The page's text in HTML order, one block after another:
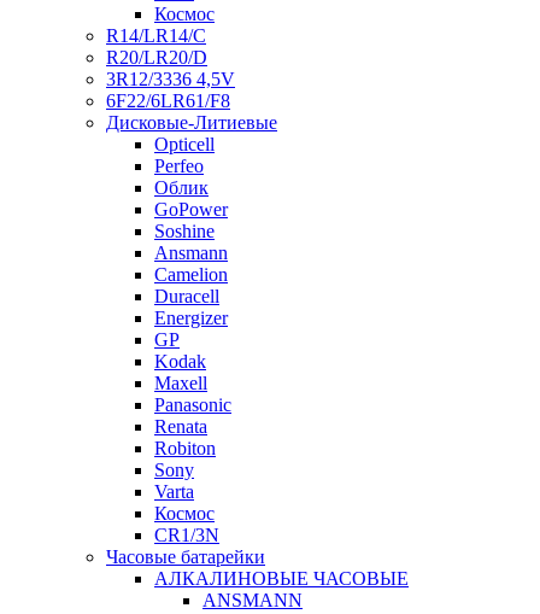
Космос
R14/LR14/C
R20/LR20/D
3R12/3336 4,5V
6F22/6LR61/F8
Дисковые-Литиевые
Opticell
Perfeo
Облик
GoPower
Soshine
Ansmann
Camelion
Duracell
Energizer
GP
Kodak
Maxell
Panasonic
Renata
Robiton
Sony
Varta
Космос
CR1/3N
Часовые батарейки
АЛКАЛИНОВЫЕ ЧАСОВЫЕ
ANSMANN